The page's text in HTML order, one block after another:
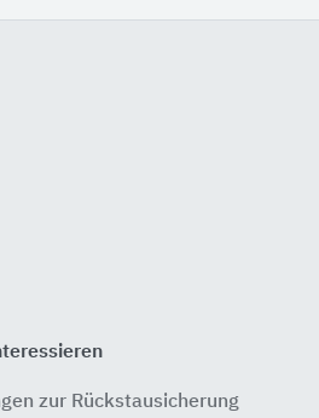
zur Rückstausicherung